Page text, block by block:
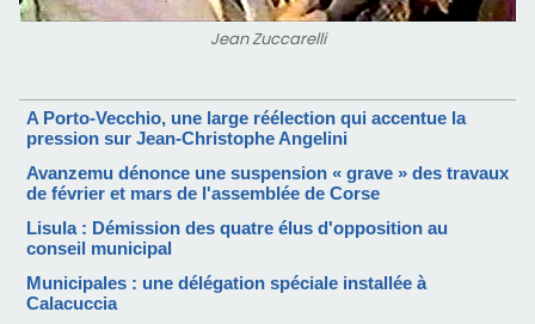
Jean Zuccarelli
A Porto-Vecchio, une large réélection qui accentue la
pression sur Jean-Christophe Angelini
Avanzemu dénonce une suspension « grave » des travaux
de février et mars de l'assemblée de Corse
Lisula : Démission des quatre élus d'opposition au
conseil municipal
Municipales : une délégation spéciale installée à
Calacuccia